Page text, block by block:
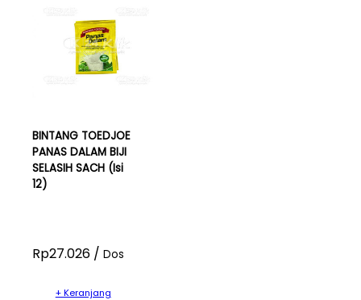
BINTANG TOEDJOE
PANAS DALAM BIJI
SELASIH SACH (Isi
12)
Rp27.026 / Dos
+ Keranjang